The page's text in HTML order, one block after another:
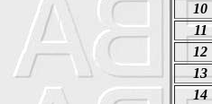
10
11
12
13
14